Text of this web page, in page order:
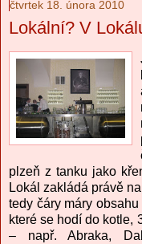
čtvrtek 18. února 2010
Lokální? V
plzeň z tanku jako
Lokál zakládá právě
tedy čáry máry
které se hodí do kotle,
– např. Abraka,